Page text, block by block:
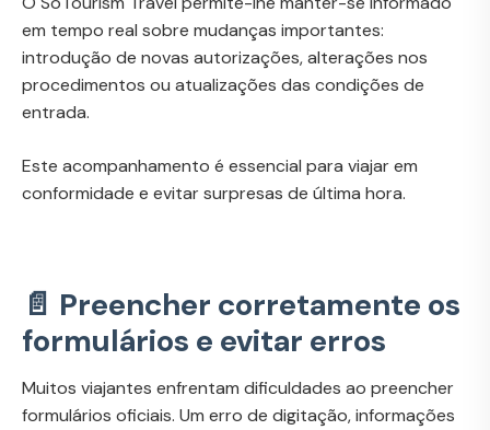
em tempo real sobre mudanças importantes:
introdução de novas autorizações, alterações nos
procedimentos ou atualizações das condições de
entrada.
Este acompanhamento é essencial para viajar em
conformidade e evitar surpresas de última hora.
📄 Preencher corretamente os
formulários e evitar erros
Muitos viajantes enfrentam dificuldades ao preencher
formulários oficiais. Um erro de digitação, informações